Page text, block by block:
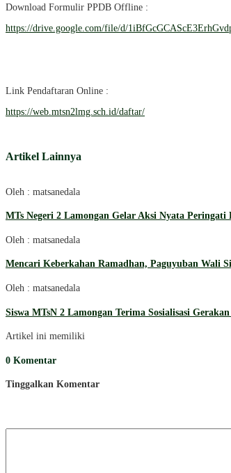
Download Formulir PPDB Offline :
https://drive.google.com/file/d/
Link Pendaftaran Online :
https://web.mtsn2lmg.sch.id/daftar/
Artikel Lainnya
Oleh : matsanedala
MTs Negeri 2 Lamongan Gelar Aksi Nyata
Oleh : matsanedala
Mencari Keberkahan Ramadhan, Paguyuban Wali
Oleh : matsanedala
Siswa MTsN 2 Lamongan Terima Sosialisasi
Artikel ini memiliki
0 Komentar
Tinggalkan Komentar